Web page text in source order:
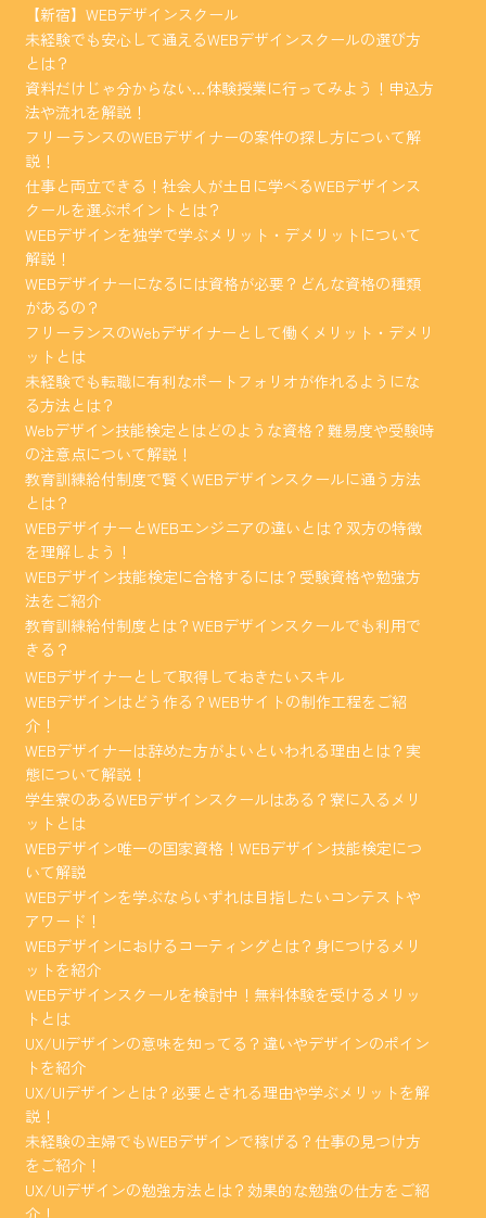
【新宿】WEBデザインスクール
未経験でも安心して通えるWEBデザインスクールの選び方
とは？
資料だけじゃ分からない…体験授業に行ってみよう！申込方
法や流れを解説！
フリーランスのWEBデザイナーの案件の探し方について解
説！
仕事と両立できる！社会人が土日に学べるWEBデザインス
クールを選ぶポイントとは？
WEBデザインを独学で学ぶメリット・デメリットについて
解説！
WEBデザイナーになるには資格が必要？どんな資格の種類
があるの？
フリーランスのWebデザイナーとして働くメリット・デメリ
ットとは
未経験でも転職に有利なポートフォリオが作れるようにな
る方法とは？
Webデザイン技能検定とはどのような資格？難易度や受験時
の注意点について解説！
教育訓練給付制度で賢くWEBデザインスクールに通う方法
とは？
WEBデザイナーとWEBエンジニアの違いとは？双方の特徴
を理解しよう！
WEBデザイン技能検定に合格するには？受験資格や勉強方
法をご紹介
教育訓練給付制度とは？WEBデザインスクールでも利用で
きる？
WEBデザイナーとして取得しておきたいスキル
WEBデザインはどう作る？WEBサイトの制作工程をご紹
介！
WEBデザイナーは辞めた方がよいといわれる理由とは？実
態について解説！
学生寮のあるWEBデザインスクールはある？寮に入るメリ
ットとは
WEBデザイン唯一の国家資格！WEBデザイン技能検定につ
いて解説
WEBデザインを学ぶならいずれは目指したいコンテストや
アワード！
WEBデザインにおけるコーティングとは？身につけるメリ
ットを紹介
WEBデザインスクールを検討中！無料体験を受けるメリッ
トとは
UX/UIデザインの意味を知ってる？違いやデザインのポイン
トを紹介
UX/UIデザインとは？必要とされる理由や学ぶメリットを解
説！
未経験の主婦でもWEBデザインで稼げる？仕事の見つけ方
をご紹介！
UX/UIデザインの勉強方法とは？効果的な勉強の仕方をご紹